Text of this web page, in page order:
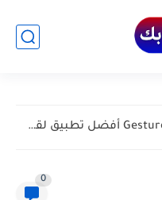
أنشئ تصاميم احترافية بسهولة مع Adobe Express باستخدام الذكاء الاصطناعي
0